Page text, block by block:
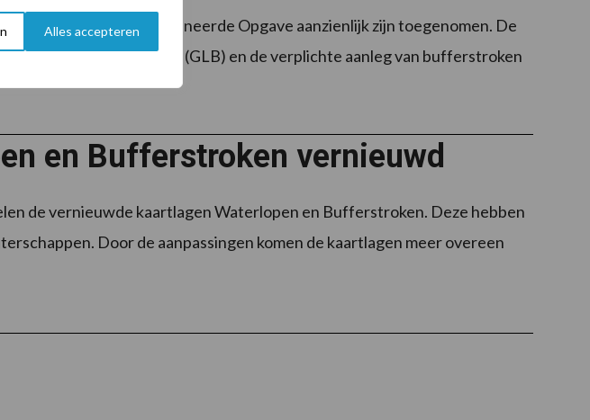
Alles accepteren
rondom de Gecombineerde Opgave aanzienlijk zijn toegenomen. De
Landbouwbeleid (GLB) en de verplichte aanleg van bufferstroken
en Bufferstroken vernieuwd
de vernieuwde kaartlagen Waterlopen en Bufferstroken. Deze hebben
Door de aanpassingen komen de kaartlagen meer overeen